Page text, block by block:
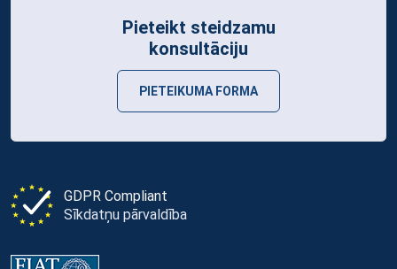
GDPR Compliant
Sīkdatņu pārvaldība
Pieteikt steidzamu
konsultāciju
PIETEIKUMA FORMA